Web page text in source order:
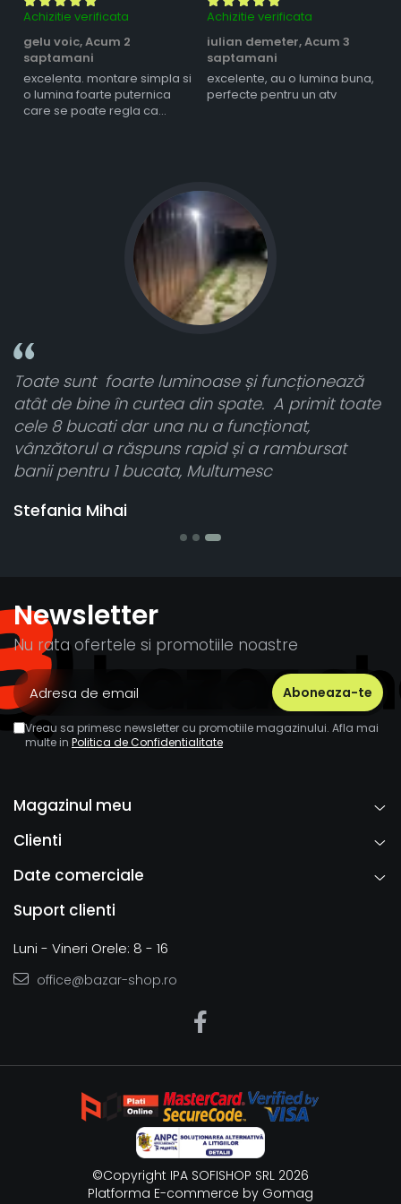
Achizitie verificata
gelu voic,Acum 2
saptamani
excelenta. montare simpla si
o lumina foarte puternica
care se poate regla ca
Achizitie verificata
iulian demeter,Acum 3
saptamani
excelente, au o lumina buna,
perfecte pentru un atv
Stefania Mihai
Toate sunt foarte luminoase și funcționează
atât de bine în curtea din spate. A primit toate
cele 8 bucati dar una nu a funcționat,
vânzătorul a răspuns rapid și a rambursat
banii pentru 1 bucata, Multumesc
Newsletter
Nu rata ofertele si promotiile noastre
Vreau sa primesc newsletter cu promotiile magazinului. Afla mai
multe in Politica de Confidentialitate
Magazinul meu
Clienti
Date comerciale
Suport clienti
Luni - Vineri Orele: 8 - 16
office@bazar-shop.ro
©Copyright IPA SOFISHOP SRL 2026
Platforma E-commerce by Gomag